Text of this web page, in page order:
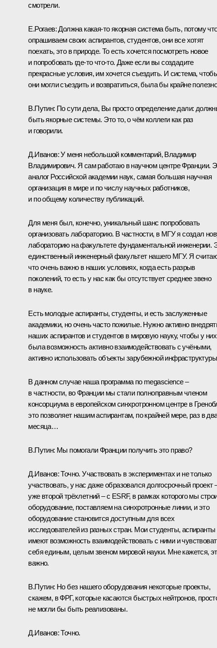
смотрели.
Е.Рогаев:Должна какая‑то якорная система быть, потому
опрашиваем своих аспирантов, студентов, они все хотят
поехать, это в природе. То есть хочется посмотреть новое
и попробовать где‑то что‑то. Даже если вы создадите
прекрасные условия, им хочется съездить. И система,
они могли съездить и возвратиться, была бы крайне
В.Путин: По сути дела, Вы просто определение дали:
быть якорные системы. Это то, о чём коллеги как раз
и говорили.
Д.Иванов:У меня небольшой комментарий, Владимир
Владимирович. Я сам работаю в научном центре Франции.
аналог Российской академии наук, самая большая научная
организация в мире и по числу научных работников,
и по общему количеству публикаций.
Для меня был, конечно, уникальный шанс попробовать
организовать лабораторию. В частности, в МГУ я создал
лабораторию на факультете фундаментальной инженерии.
единственный инженерный факультет нашего МГУ. Я
что очень важно в наших условиях, когда есть разрыв
поколений, то есть у нас как бы отсутствует среднее звено
в науке.
Есть молодые аспиранты, студенты, и есть заслуженные
академики, но очень часто пожилые. Нужно активно
наших аспирантов и студентов в мировую науку, чтобы у них
была возможность активно взаимодействовать с учёными,
активно использовать объекты зарубежной
В данном случае наша программа по megascience –
в частности, во Франции мы стали полноправным членом
консорциума в европейском синхротронном центре в
это позволяет нашим аспирантам, по крайней мере, раз в
месяца…
В.Путин: Мы помогали Франции получить это право?
Д.Иванов:Точно. Участвовать в экспериментах и не только
участвовать, у нас даже образовался долгосрочный проект
уже второй трёхлетний – с ESRF, в рамках которого мы
оборудование, поставляем на синхротронные линии, и это
оборудование становится доступным для всех
исследователей из разных стран. Мои студенты, аспиранты
имеют возможность взаимодействовать с ними и
себя единым, целым звеном мировой науки. Мне кажется,
важно.
В.Путин: Но без нашего оборудования некоторые проекты,
скажем, в ФРГ, которые касаются быстрых нейтронов,
не могли бы быть реализованы.
Д.Иванов:Точно.